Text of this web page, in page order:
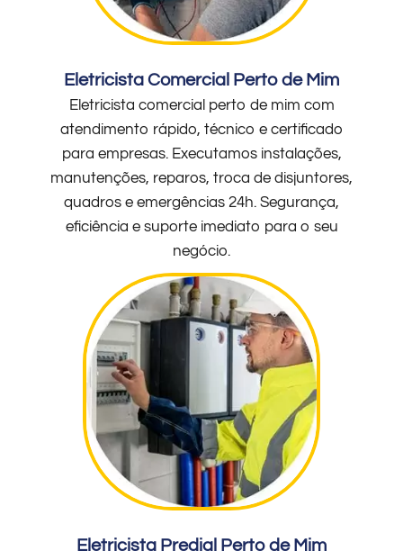
Eletricista Comercial Perto de Mim
Eletricista comercial perto de mim com
atendimento rápido, técnico e certificado
para empresas. Executamos instalações,
manutenções, reparos, troca de disjuntores,
quadros e emergências 24h. Segurança,
eficiência e suporte imediato para o seu
negócio.
Eletricista Predial Perto de Mim